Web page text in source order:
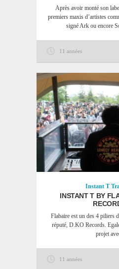
Après avoir monté son
premiers maxis d’artistes
signé Ark ou encore
11 années
Instant T
INSTANT T BY
Flabaire est un des 4 piliers
réputé, D.KO Records.
projet
11 années